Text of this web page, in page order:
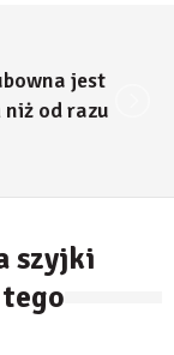
jest
niż od razu
szyjki